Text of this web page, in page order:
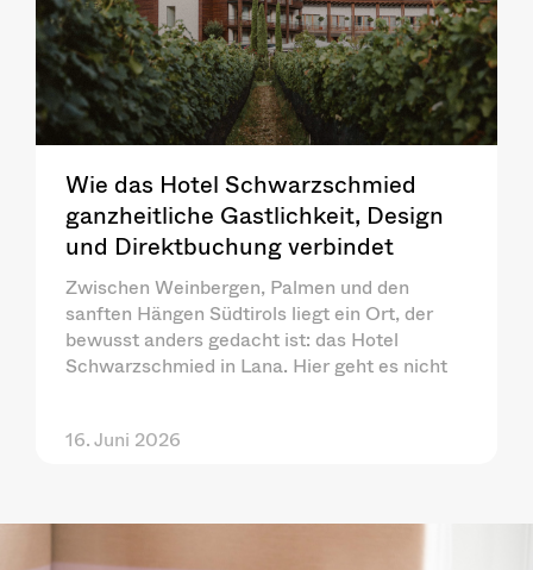
Wie das Hotel Schwarzschmied
ganzheitliche Gastlichkeit, Design
und Direktbuchung verbindet
Zwischen Weinbergen, Palmen und den
sanften Hängen Südtirols liegt ein Ort, der
bewusst anders gedacht ist: das Hotel
Schwarzschmied in Lana. Hier geht es nicht
16. Juni 2026